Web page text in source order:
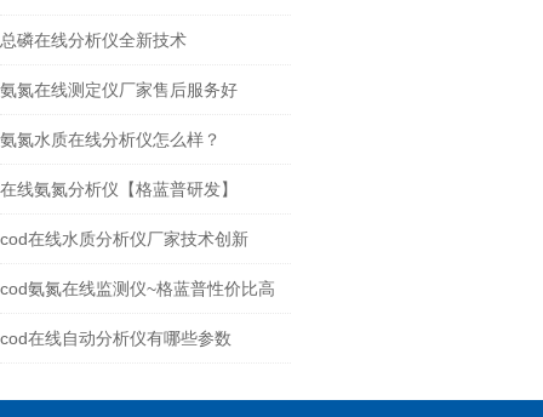
总磷在线分析仪全新技术
氨氮在线测定仪厂家售后服务好
氨氮水质在线分析仪怎么样？
在线氨氮分析仪【格蓝普研发】
cod在线水质分析仪厂家技术创新
cod氨氮在线监测仪~格蓝普性价比高
cod在线自动分析仪有哪些参数